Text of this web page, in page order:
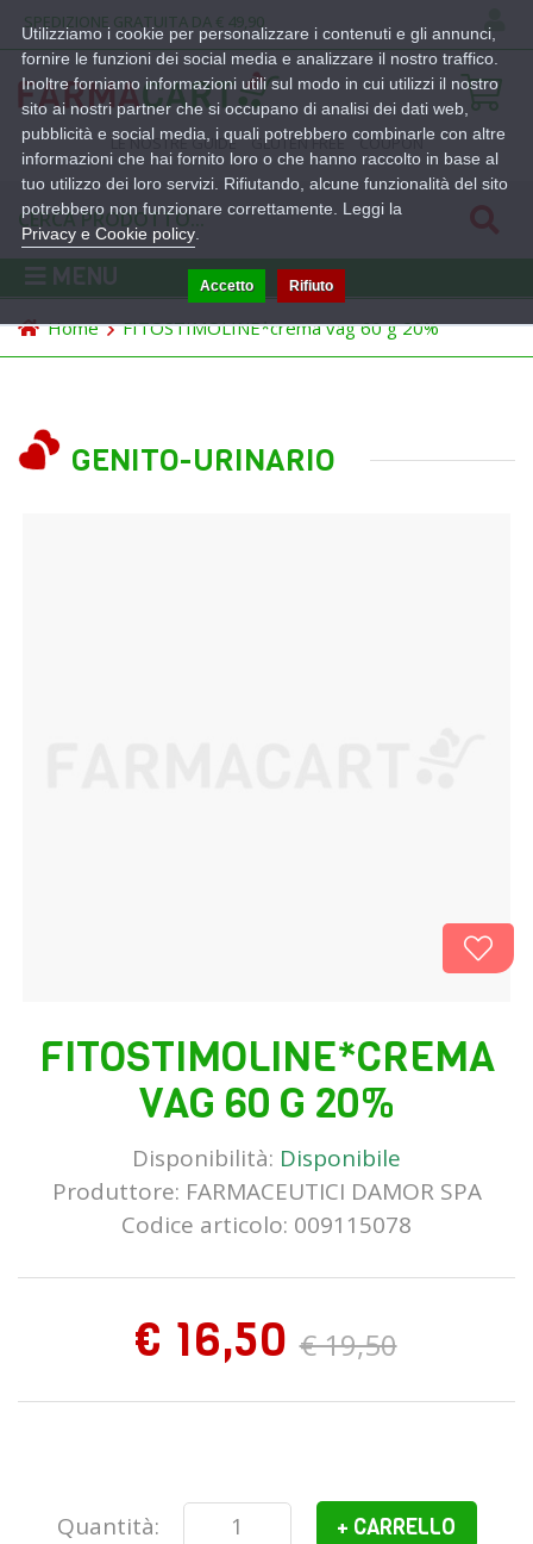
SPEDIZIONE GRATUITA DA € 49,90
LE NOSTRE GUIDE GLUTEN FREE COUPON
MENU
Home FITOSTIMOLINE*crema vag 60 g 20%
GENITO-URINARIO
FITOSTIMOLINE*CREMA
VAG 60 G 20%
Disponibilità: Disponibile
Produttore: FARMACEUTICI DAMOR SPA
Codice articolo: 009115078
€ 16,50 € 19,50
Quantità: + CARRELLO
Utilizziamo i cookie per personalizzare i contenuti e gli annunci,
fornire le funzioni dei social media e analizzare il nostro traffico.
Inoltre forniamo informazioni utili sul modo in cui utilizzi il nostro
sito ai nostri partner che si occupano di analisi dei dati web,
pubblicità e social media, i quali potrebbero combinarle con altre
informazioni che hai fornito loro o che hanno raccolto in base al
tuo utilizzo dei loro servizi. Rifiutando, alcune funzionalità del sito
potrebbero non funzionare correttamente. Leggi la
Privacy e Cookie policy
Accetto Rifiuto